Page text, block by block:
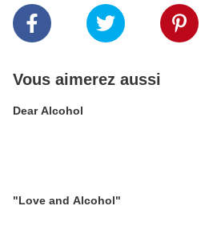
Vous aimerez aussi
Dear Alcohol
"Love and Alcohol"